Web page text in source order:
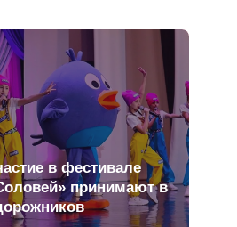
в фестивале
принимают в